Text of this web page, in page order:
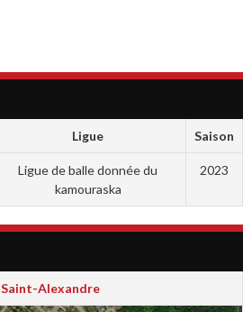
Ligue Saison
Ligue de balle donnée du
kamouraska
2023
Saint-Alexandre